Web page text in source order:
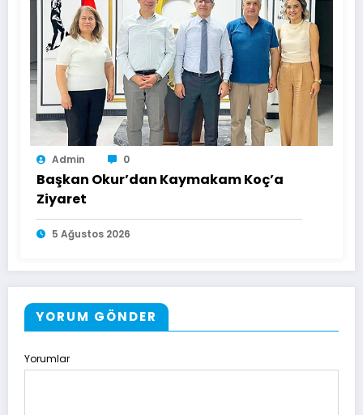
Admin 0
Başkan Okur’dan Kaymakam Koç’a
Ziyaret
5 Ağustos 2026
YORUM GÖNDER
Yorumlar